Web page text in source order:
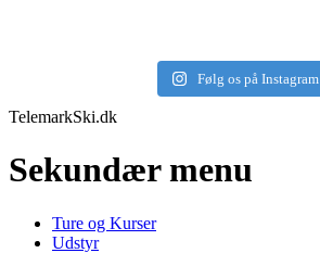
Følg os på Instagram
TelemarkSki.dk
Sekundær menu
Ture og Kurser
Udstyr